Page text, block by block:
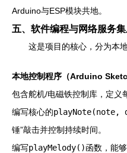
Arduino与ESP模块共地。
五、软件编程与网络服务
这是项目的核心，分为本
本地控制程序（Arduino
包含舵机/电磁铁控制库，定义
编写核心的playNote(note,
锤”敲击并控制持续时间。
编写playMelody()函数，能